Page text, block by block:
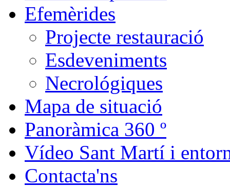
Efemèrides
Projecte restauració
Esdeveniments
Necrológiques
Mapa de situació
Panoràmica 360 º
Vídeo Sant Martí i
Contacta'ns